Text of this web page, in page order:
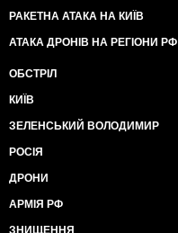
РАКЕТНА АТАКА НА КИЇВ
АТАКА ДРОНІВ НА РЕГІОНИ РФ
ОБСТРІЛ
КИЇВ
ЗЕЛЕНСЬКИЙ ВОЛОДИМИР
РОСІЯ
ДРОНИ
АРМІЯ РФ
ЗНИЩЕННЯ